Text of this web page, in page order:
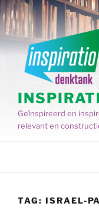
Spring
naar
de
inhoud
Geïnspireerd en
relevant en
TAG: ISRAEL-